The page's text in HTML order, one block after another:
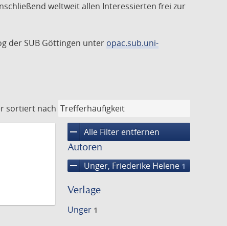
weltweit allen Interessierten frei zur
der SUB Göttingen unter opac.sub.uni-
sortiert nach
remove Alle Filter entfernen
Autoren
remove Unger, Friederike Helene 1
Verlage
Unger 1